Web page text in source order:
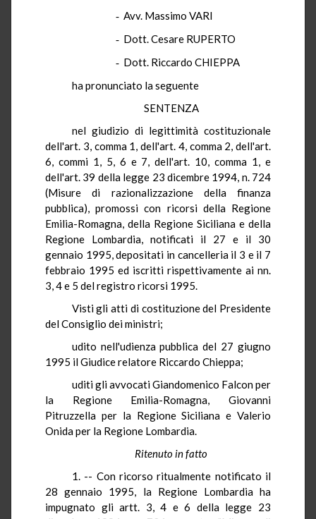
- Avv. Massimo VARI
- Dott. Cesare RUPERTO
- Dott. Riccardo CHIEPPA
ha pronunciato la seguente
SENTENZA
nel giudizio di legittimità costituzionale
dell'art. 3, comma 1, dell'art. 4, comma 2, dell'art.
6, commi 1, 5, 6 e 7, dell'art. 10, comma 1, e
dell'art. 39 della legge 23 dicembre 1994, n. 724
(Misure di razionalizzazione della finanza
pubblica), promossi con ricorsi della Regione
Emilia-Romagna, della Regione Siciliana e della
Regione Lombardia, notificati il 27 e il 30
gennaio 1995, depositati in cancelleria il 3 e il 7
febbraio 1995 ed iscritti rispettivamente ai nn.
3, 4 e 5 del registro ricorsi 1995.
Visti gli atti di costituzione del Presidente
del Consiglio dei ministri;
udito nell'udienza pubblica del 27 giugno
1995 il Giudice relatore Riccardo Chieppa;
uditi gli avvocati Giandomenico Falcon per
la Regione Emilia-Romagna, Giovanni
Pitruzzella per la Regione Siciliana e Valerio
Onida per la Regione Lombardia.
Ritenuto in fatto
1. -- Con ricorso ritualmente notificato il
28 gennaio 1995, la Regione Lombardia ha
impugnato gli artt. 3, 4 e 6 della legge 23